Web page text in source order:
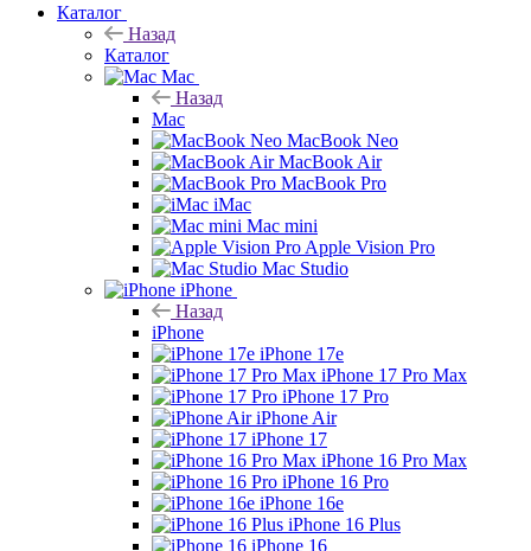
Каталог
Назад
Каталог
Mac
Назад
Mac
MacBook Neo
MacBook Air
MacBook Pro
iMac
Mac mini
Apple Vision Pro
Mac Studio
iPhone
Назад
iPhone
iPhone 17e
iPhone 17 Pro Max
iPhone 17 Pro
iPhone Air
iPhone 17
iPhone 16 Pro Max
iPhone 16 Pro
iPhone 16e
iPhone 16 Plus
iPhone 16